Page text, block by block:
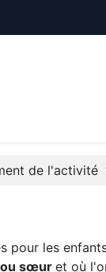
de l'activité
pour les
ou sœuret où